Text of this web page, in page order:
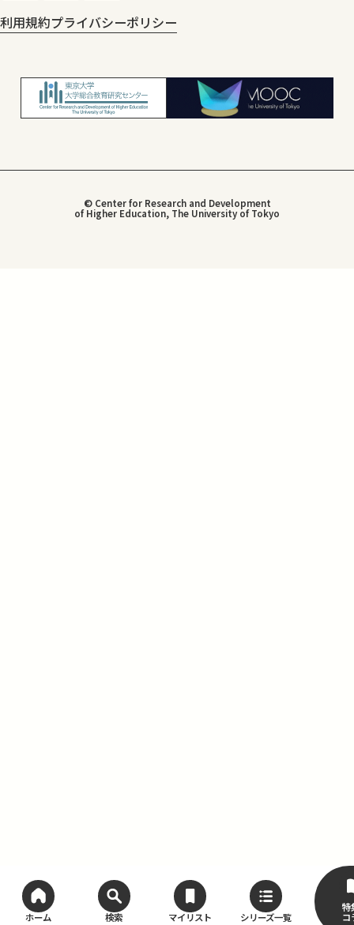
ホーム 検索 マイリスト シリーズ一覧
特
コ
利用規約プライバシーポリシー
© Center for Research and Development
of Higher Education, The University of Tokyo